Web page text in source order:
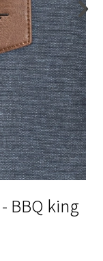
BBQ king